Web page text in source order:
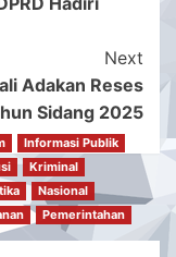
Next
Adakan Reses
Sidang 2025
Informasi Publik
Kriminal
Nasional
Pemerintahan